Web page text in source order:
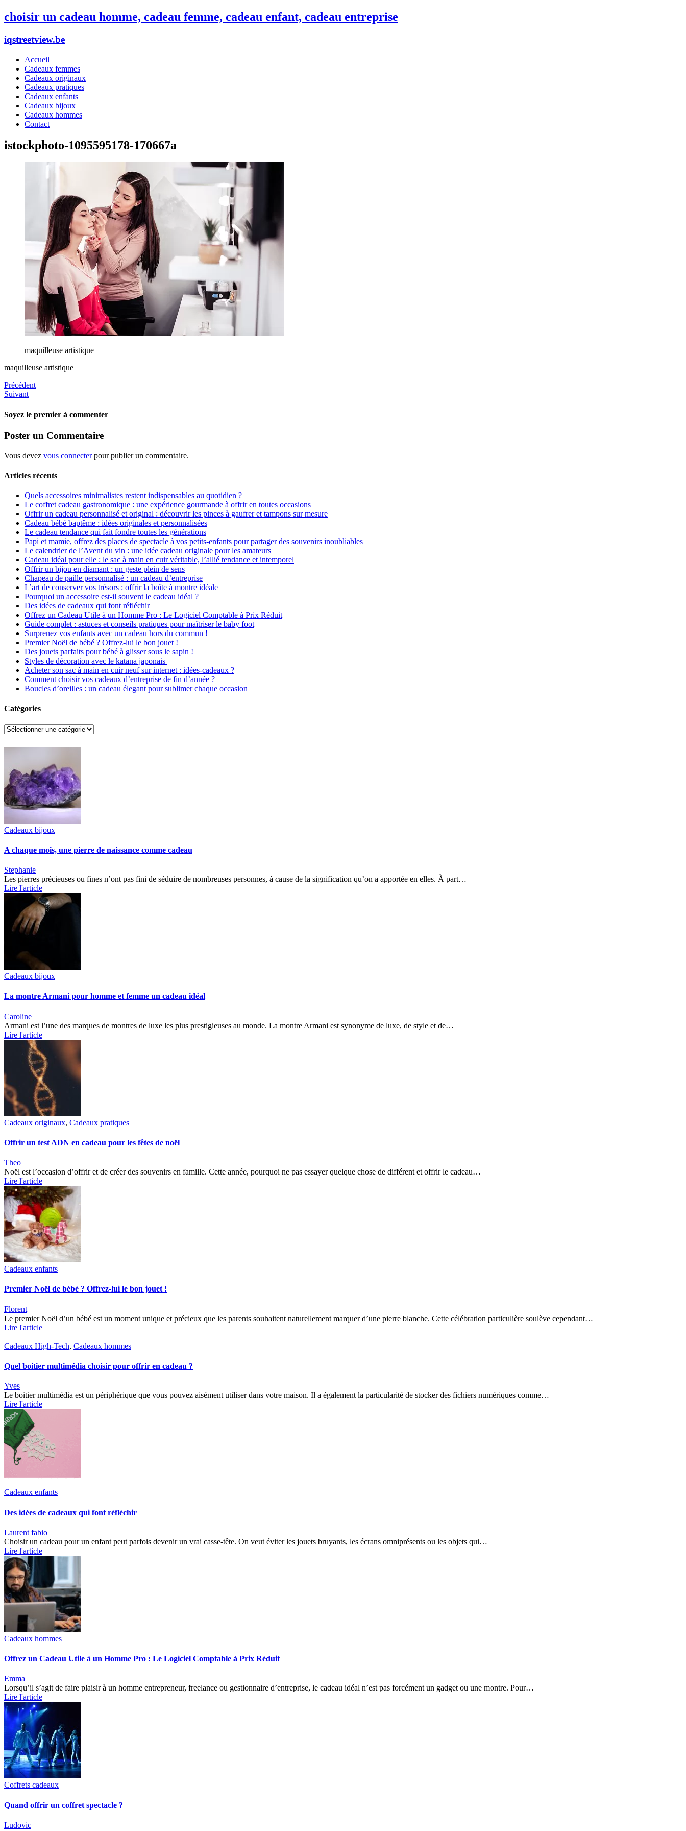
choisir un cadeau homme, cadeau femme, cadeau enfant, cadeau entreprise
iqstreetview.be
Accueil
Cadeaux femmes
Cadeaux originaux
Cadeaux pratiques
Cadeaux enfants
Cadeaux bijoux
Cadeaux hommes
Contact
istockphoto-1095595178-170667a
maquilleuse artistique
maquilleuse artistique
Précédent
Suivant
Soyez le premier à commenter
Poster un Commentaire
Vous devez vous connecterpour publier un commentaire.
Articles récents
Quels accessoires minimalistes restent indispensables au quotidien ?
Le coffret cadeau gastronomique : une expérience gourmande à offrir en toutes occasions
Offrir un cadeau personnalisé et original : découvrir les pinces à gaufrer et tampons sur mesure
Cadeau bébé baptême : idées originales et personnalisées
Le cadeau tendance qui fait fondre toutes les générations
Papi et mamie, offrez des places de spectacle à vos petits-enfants pour partager des souvenirs inoubliables
Le calendrier de l’Avent du vin : une idée cadeau originale pour les amateurs
Cadeau idéal pour elle : le sac à main en cuir véritable, l’allié tendance et intemporel
Offrir un bijou en diamant : un geste plein de sens
Chapeau de paille personnalisé : un cadeau d’entreprise
L’art de conserver vos trésors : offrir la boîte à montre idéale
Pourquoi un accessoire est-il souvent le cadeau idéal ?
Des idées de cadeaux qui font réfléchir
Offrez un Cadeau Utile à un Homme Pro : Le Logiciel Comptable à Prix Réduit
Guide complet : astuces et conseils pratiques pour maîtriser le baby foot
Surprenez vos enfants avec un cadeau hors du commun !
Premier Noël de bébé ? Offrez-lui le bon jouet !
Des jouets parfaits pour bébé à glisser sous le sapin !
Styles de décoration avec le katana japonais
Acheter son sac à main en cuir neuf sur internet : idées-cadeaux ?
Comment choisir vos cadeaux d’entreprise de fin d’année ?
Boucles d’oreilles : un cadeau élegant pour sublimer chaque occasion
Catégories
Catégories
Cadeaux bijoux
A chaque mois, une pierre de naissance comme cadeau
Stephanie
Les pierres précieuses ou fines n’ont pas fini de séduire de nombreuses personnes, à cause de la signification qu’on a apportée en elles. À part…
Lire l'article
Cadeaux bijoux
La montre Armani pour homme et femme un cadeau idéal
Caroline
Armani est l’une des marques de montres de luxe les plus prestigieuses au monde. La montre Armani est synonyme de luxe, de style et de…
Lire l'article
Cadeaux originaux, Cadeaux pratiques
Offrir un test ADN en cadeau pour les fêtes de noël
Theo
Noël est l’occasion d’offrir et de créer des souvenirs en famille. Cette année, pourquoi ne pas essayer quelque chose de différent et offrir le cadeau…
Lire l'article
Cadeaux enfants
Premier Noël de bébé ? Offrez-lui le bon jouet !
Florent
Le premier Noël d’un bébé est un moment unique et précieux que les parents souhaitent naturellement marquer d’une pierre blanche. Cette célébration particulière soulève cependant…
Lire l'article
Cadeaux High-Tech, Cadeaux hommes
Quel boitier multimédia choisir pour offrir en cadeau ?
Yves
Le boitier multimédia est un périphérique que vous pouvez aisément utiliser dans votre maison. Il a également la particularité de stocker des fichiers numériques comme…
Lire l'article
Cadeaux enfants
Des idées de cadeaux qui font réfléchir
Laurent fabio
Choisir un cadeau pour un enfant peut parfois devenir un vrai casse-tête. On veut éviter les jouets bruyants, les écrans omniprésents ou les objets qui…
Lire l'article
Cadeaux hommes
Offrez un Cadeau Utile à un Homme Pro : Le Logiciel Comptable à Prix Réduit
Emma
Lorsqu’il s’agit de faire plaisir à un homme entrepreneur, freelance ou gestionnaire d’entreprise, le cadeau idéal n’est pas forcément un gadget ou une montre. Pour…
Lire l'article
Coffrets cadeaux
Quand offrir un coffret spectacle ?
Ludovic